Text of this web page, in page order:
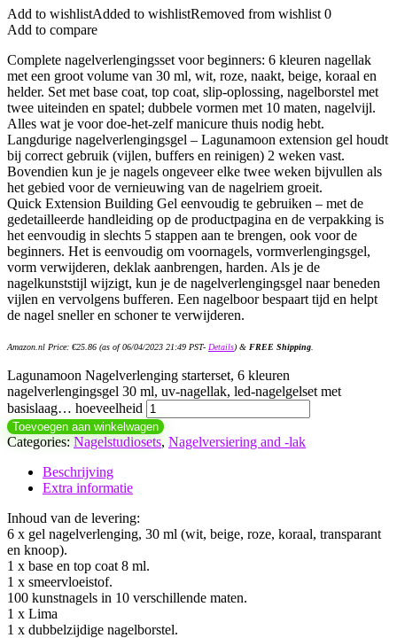
Add to wishlistAdded to wishlistRemoved from wishlist 0
Add to compare
Complete nagelverlengingsset voor beginners: 6 kleuren nagellak
met een groot volume van 30 ml, wit, roze, naakt, beige, koraal en
helder. Set met base coat, top coat, slip-oplossing, nagelborstel met
twee uiteinden en spatel; dubbele vormen met 10 maten, nagelvijl.
Alles wat je voor doe-het-zelf manicure thuis nodig hebt.
Langdurige nagelverlengingsgel – Lagunamoon extension gel houdt
bij correct gebruik (vijlen, buffers en reinigen) 2 weken vast.
Bovendien kun je je nagels ongeveer elke twee weken bijvullen als
het gebied voor de vernieuwing van de nagelriem groeit.
Quick Extension Building Gel eenvoudig te gebruiken – met de
gedetailleerde handleiding op de productpagina en de verpakking is
het eenvoudig in slechts 5 stappen aan te brengen, ook voor de
beginners. Het is eenvoudig om voornagels, vormverlengingsgel,
vorm verwijderen, deklak aanbrengen, harden. Als je de
nagelkunststijl wijzigt, kun je de nagelverlengingsgel naar beneden
vijlen en vervolgens bufferen. Een nagelboor bespaart tijd en helpt
de nagel sneller en schoner te verwijderen.
Amazon.nl Price: €25.86 (as of 06/04/2023 21:49 PST- Details) & FREE Shipping
Lagunamoon Nagelverlenging starterset, 6 kleuren
nagelverlengingsgel 30 ml, uv-nagellak, led-nagelgelset met
basislaag… hoeveelheid
Toevoegen aan winkelwagen
Categories: Nagelstudiosets, Nagelversiering and -lak
Beschrijving
Extra informatie
Inhoud van de levering:
6 x gel nagelverlenging, 30 ml (wit, beige, roze, koraal, transparant
en knoop).
1 x base en top coat 8 ml.
1 x smeervloeistof.
100 kunstnagels in 10 verschillende maten.
1 x Lima
1 x dubbelzijdige nagelborstel.